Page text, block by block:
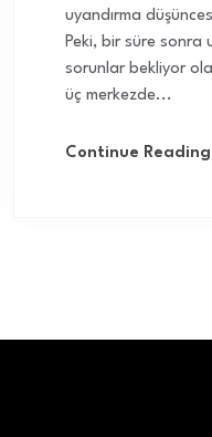
uyandırma
Peki, bir süre sonra
sorunlar bekliyor
üç merkezde...
Continue Reading